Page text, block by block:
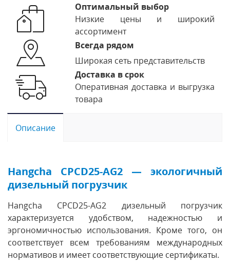
Оптимальный выбор
Низкие цены и широкий
ассортимент
Всегда рядом
Широкая сеть представительств
Доставка в срок
Оперативная доставка и выгрузка
товара
Описание
Hangcha CPCD25-AG2 — экологичный
дизельный погрузчик
Hangcha CPCD25-AG2 дизельный погрузчик
характеризуется удобством, надежностью и
эргономичностью использования. Кроме того, он
соответствует всем требованиям международных
нормативов и имеет соответствующие сертификаты.